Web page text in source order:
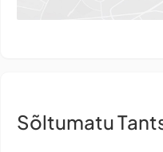
Sõltumatu